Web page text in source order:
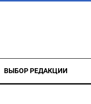
ВЫБОР РЕДАКЦИИ